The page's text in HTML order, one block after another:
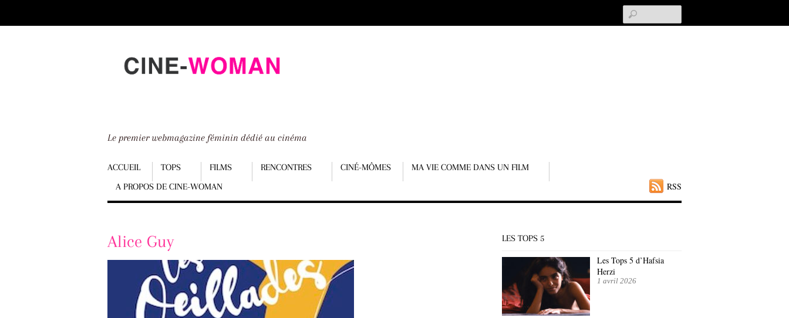
down
Le premier webmagazine féminin dédié au cinéma
RSS
Menu
ACCUEIL TOPS FILMS RENCONTRES CINÉ-MÔMES
MA VIE COMME DANS UN FILM
A PROPOS DE CINE-WOMAN
Scroll
content
Alice Guy LES TOPS 5
Les Tops 5 d’Hafsia
Herzi
1 avril 2026